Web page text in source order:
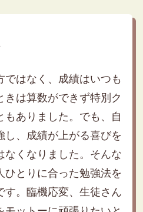
ではなく、成績はいつも
きは算数ができず特別ク
もありました。でも、自
し、成績が上がる喜びを
なくなりました。そんな
ひとりに合った勉強法を
す。臨機応変、生徒さん